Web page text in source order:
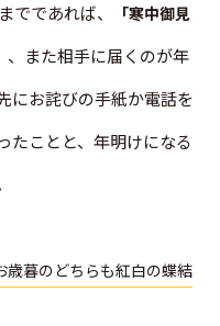
でであれば、
「寒中御見
、また相手に届くのが年
にお詫びの手紙か電話を
たことと、年明けになる
歳暮のどちらも紅白の蝶結